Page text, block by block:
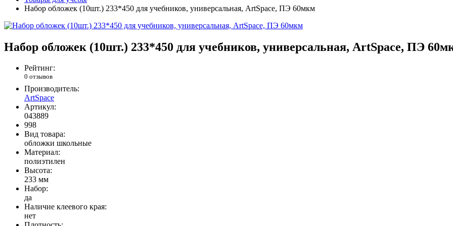
Набор обложек (10шт.) 233*450 для учебников, универсальная, ArtSpace, ПЭ 60мкм
Набор обложек (10шт.) 233*450 для учебников, универсальная, ArtSpace, ПЭ
Рейтинг:
0 отзывов
Производитель:
ArtSpace
Артикул:
043889
998
Вид товара:
обложки школьные
Материал:
полиэтилен
Высота:
233 мм
Набор:
да
Наличие клеевого края:
нет